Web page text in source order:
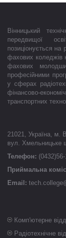
Вінницький
передвищої
позиціонується на
фахових коледжів
фахових
професійними
у сферах
фінансово-
транспортних
21021, Україна, м.
вул. Хмельницьке
Телефон:
Приймальна
Email:
Комп'ютерне
Радіотехнічне